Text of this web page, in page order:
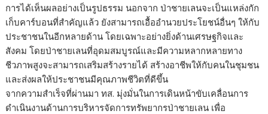
การได้เห็นผลอย่างเป็นรูปธรรม นอกจาก ป่าชายเลนจะเป็นแหล่งกัก
เก็บคาร์บอนที่สำคัญแล้ว ยังสามารถเอื้ออำนวยประโยชน์อื่นๆ ให้กับ
ประชาชนในอีกหลายด้าน โดยเฉพาะอย่างยิ่งด้านเศรษฐกิจและ
สังคม โดยป่าชายเลนที่อุดมสมบูรณ์และมีความหลากหลายทาง
ชีวภาพสูงจะสามารถเสริมสร้างรายได้ สร้างอาชีพให้กับคนในชุมชน
และส่งผลให้ประชาชนมีคุณภาพชีวิตที่ดีขึ้น
จากความสำเร็จที่ผ่านมา ทส. มุ่งมั่นในการเดินหน้าขับเคลื่อนการ
ดำเนินงานด้านการบริหารจัดการทรัพยากรป่าชายเลน เพื่อ